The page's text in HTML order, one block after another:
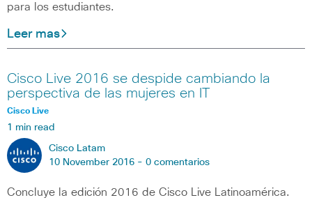
para los estudiantes.
Leer mas
Cisco Live 2016 se despide cambiando la
perspectiva de las mujeres en IT
Cisco Live
1 min read
Cisco Latam
10 November 2016 - 0 comentarios
Concluye la edición 2016 de Cisco Live Latinoamérica.